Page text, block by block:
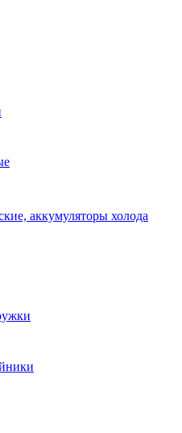
аккумуляторы холода